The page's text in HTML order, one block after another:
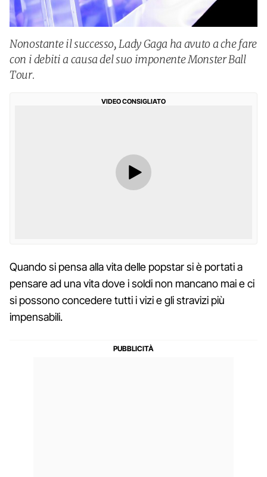
Nonostante il successo, Lady Gaga ha avuto a che fare
con i debiti a causa del suo imponente Monster Ball
Tour.
VIDEO CONSIGLIATO
Quando si pensa alla vita delle popstar si è portati a
pensare ad una vita dove i soldi non mancano mai e ci
si possono concedere tutti i vizi e gli stravizi più
impensabili.